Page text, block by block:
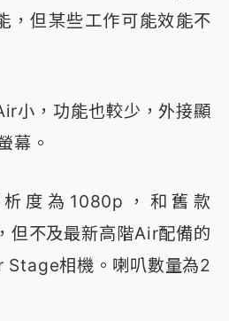
但某些工作可能效能不
小，功能也較少，外接顯
幕。
度為1080p，和舊款
但不及最新高階Air配備的
相機。喇叭數量為2